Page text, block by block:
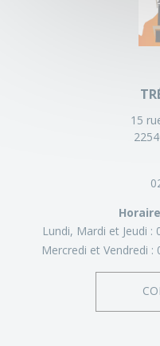
15
Lundi, Mardi et Jeudi :
Mercredi et Vendredi :